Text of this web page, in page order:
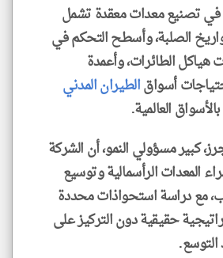
تصنيع معدات معقدة تشمل
الصلبة، وأسطح التحكم في
هياكل الطائرات، وأعمدة
أسواقالطيران المدني
العالمية.
كبير مسؤولي النمو، أن الشركة
المعدات الرأسمالية وتوسيع
مع دراسة استحواذات محددة
حقيقية دون التركيز على